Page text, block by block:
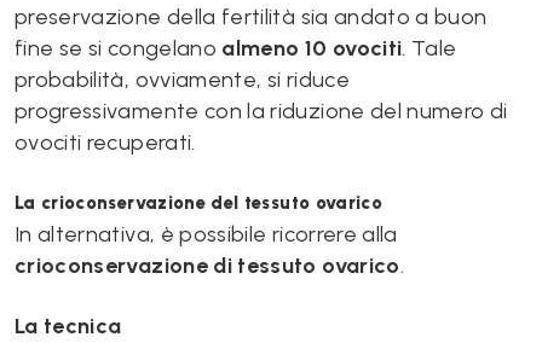
preservazione della fertilità sia andato a buon
fine se si congelano almeno 10 ovociti. Tale
probabilità, ovviamente, si riduce
progressivamente con la riduzione del numero di
ovociti recuperati.
La crioconservazione del tessuto ovarico
In alternativa, è possibile ricorrere alla
crioconservazione di tessuto ovarico.
La tecnica